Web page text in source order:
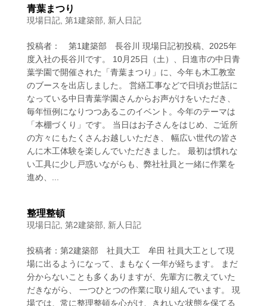
青葉まつり
現場日記, 第1建築部 新人日記
投稿者： 第1建築部 長谷川 現場日記初投稿、2025年
度入社の長谷川です。 10月25日（土）、日進市の中日青
葉学園で開催された「青葉まつり」に、今年も木工教室
のブースを出店しました。 営繕工事などで日頃お世話に
なっている中日青葉学園さんからお声がけをいただき、
毎年恒例になりつつあるこのイベント。今年のテーマは
「本棚づくり」です。 当日はお子さんをはじめ、ご近所
の方々にもたくさんお越しいただき、 幅広い世代の皆さ
んに木工体験を楽しんでいただきました。 最初は慣れな
い工具に少し戸惑いながらも、弊社社員と一緒に作業を
進め、...
整理整頓
現場日記, 第2建築部 新人日記
投稿者：第2建築部 社員大工 牟田 社員大工として現
場に出るようになって、まもなく一年が経ちます。 まだ
分からないことも多くありますが、先輩方に教えていた
だきながら、 一つひとつの作業に取り組んでいます。 現
場では、常に整理整頓を心がけ、きれいな状態を保てる